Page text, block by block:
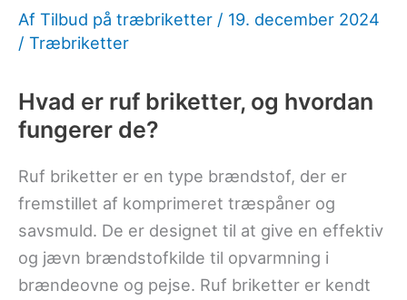
Af Tilbud på træbriketter / 19. december 2024
/ Træbriketter
Hvad er ruf briketter, og hvordan
fungerer de?
Ruf briketter er en type brændstof, der er
fremstillet af komprimeret træspåner og
savsmuld. De er designet til at give en effektiv
og jævn brændstofkilde til opvarmning i
brændeovne og pejse. Ruf briketter er kendt